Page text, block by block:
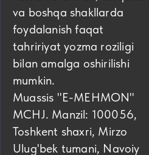
va boshqa shakllarda
foydalanish faqat
tahririyat yozma roziligi
bilan amalga oshirilishi
mumkin.
Muassis "E-MEHMON"
MCHJ. Manzil: 100056,
Toshkent shaxri, Mirzo
Ulug'bek tumani, Navoiy